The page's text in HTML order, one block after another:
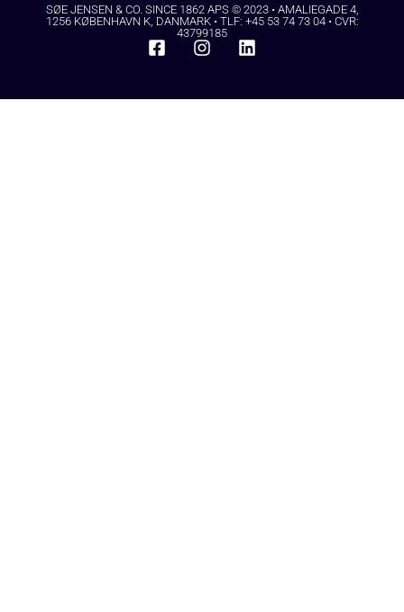
SØE JENSEN & CO. SINCE 1862 APS © 2023 • AMALIEGADE 4,
1256 KØBENHAVN K, DANMARK • TLF: +45 53 74 73 04 • CVR:
43799185